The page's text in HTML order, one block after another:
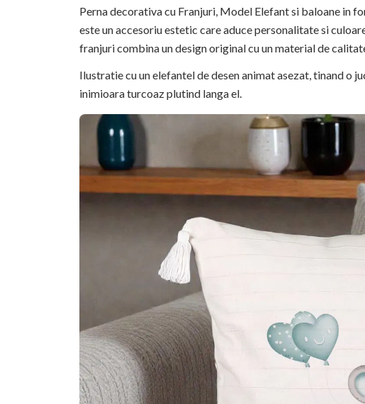
Perna decorativa cu Franjuri, Model Elefant si baloane in
este un accesoriu estetic care aduce personalitate si
franjuri combina un design original cu un material de
Ilustratie cu un elefantel de desen animat asezat, tinand o
inimioara turcoaz plutind langa el.